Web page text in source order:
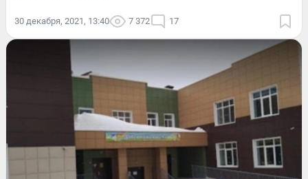
30 декабря, 2021, 13:40 7 372 17